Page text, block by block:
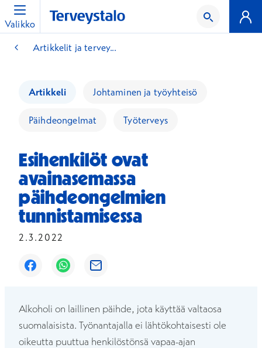
Valikko
Artikkelit ja tervey...
Artikkeli Johtaminen ja työyhteisö
Päihdeongelmat Työterveys
Esihenkilöt ovat
avainasemassa
päihdeongelmien
tunnistamisessa
2.3.2022
Avautuu uuteen ikkunaan
Avautuu uuteen ikkunaan
Avautuu uuteen ikkunaan
Alkoholi on laillinen päihde, jota käyttää valtaosa
suomalaisista. Työnantajalla ei lähtökohtaisesti ole
oikeutta puuttua henkilöstönsä vapaa-ajan